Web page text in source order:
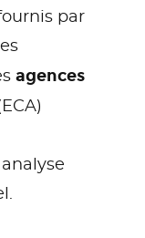
par
agences